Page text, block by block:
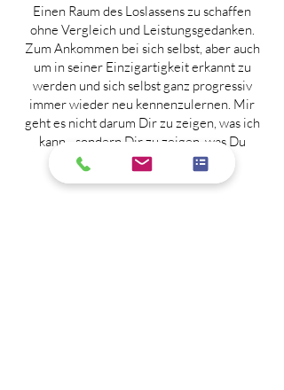
Einen Raum des Loslassens zu schaffen
ohne Vergleich und Leistungsgedanken.
Zum Ankommen bei sich selbst, aber auch
um in seiner Einzigartigkeit erkannt zu
werden und sich selbst ganz progressiv
immer wieder neu kennenzulernen. Mir
geht es nicht darum Dir zu zeigen, was ich
kann - sondern Dir zu zeigen, was Du
kannst!